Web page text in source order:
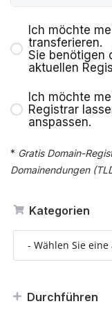
Kategorien
Durchführen
Ich möchte
transferieren.
Sie benötigen
aktuellen
Ich möchte
Registrar
anspassen.
* Gratis Domain-
Domainendungen